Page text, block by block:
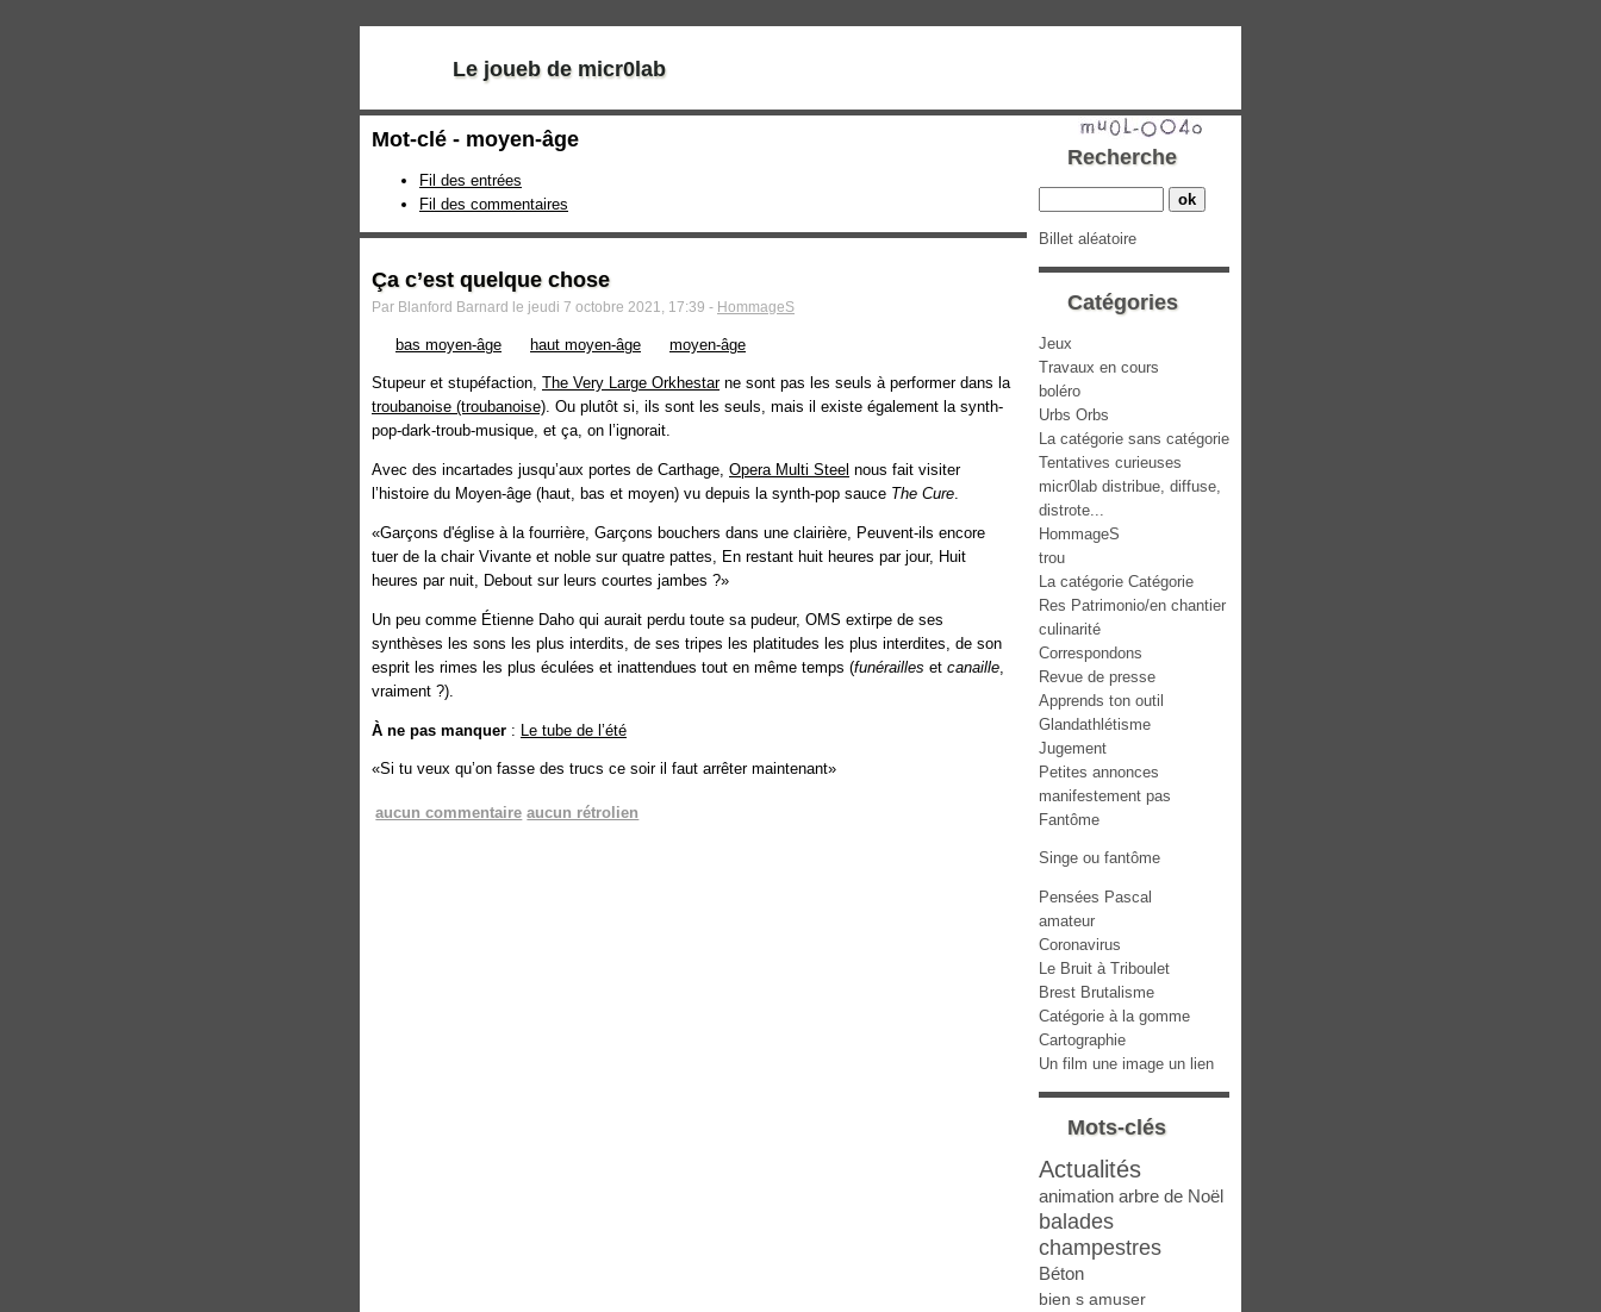
Le joueb de micr0lab
Mot-clé - moyen-âge
Fil des entrées
Fil des commentaires
Ça c’est quelque chose
Par Blanford Barnard le jeudi 7 octobre 2021, 17:39 - HommageS
bas moyen-âge haut moyen-âge moyen-âge
Stupeur et stupéfaction, The Very Large Orkhestarne sont pas les seuls à performer dans la
troubanoise
. Ou plutôt si, ils sont les seuls, mais il existe également la synth-
pop-dark-troub-musique, et ça, on l’ignorait.
Avec des incartades jusqu’aux portes de Carthage, Opera Multi Steel nous fait visiter
l’histoire du Moyen-âge (haut, bas et moyen) vu depuis la synth-pop sauce The Cure.
«Garçons d'église à la fourrière, Garçons bouchers dans une clairière, Peuvent-ils encore
tuer de la chair Vivante et noble sur quatre pattes, En restant huit heures par jour, Huit
heures par nuit, Debout sur leurs courtes jambes ?»
Un peu comme Étienne Daho qui aurait perdu toute sa pudeur, OMS extirpe de ses
synthèses les sons les plus interdits, de ses tripes les platitudes les plus interdites, de son
esprit les rimes les plus éculées et inattendues tout en même temps (funérailles et canaille
vraiment ?).
À ne pas manquer : Le tube de l’été
«Si tu veux qu’on fasse des trucs ce soir il faut arrêter maintenant»
aucun commentaire aucun rétrolien
Recherche
Billet aléatoire
Catégories
Jeux
Travaux en cours
boléro
Urbs Orbs
La catégorie sans catégorie
Tentatives curieuses
micr0lab distribue, diffuse,
distrote...
HommageS
trou
La catégorie Catégorie
Res Patrimonio/en chantier
culinarité
Correspondons
Revue de presse
Apprends ton outil
Glandathlétisme
Jugement
Petites annonces
manifestement pas
Fantôme
Singe ou fantôme
Pensées Pascal
amateur
Coronavirus
Le Bruit à Triboulet
Brest Brutalisme
Catégorie à la gomme
Cartographie
Un film une image un lien
Mots-clés
Actualités
animation arbre de Noël
balades
champestres
Béton
bien s amuser